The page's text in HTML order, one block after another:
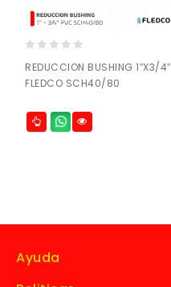
out
of
REDUCCION BUSHING 1″X3/4″
FLEDCO SCH40/80
Ayuda